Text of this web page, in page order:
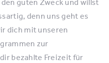
guten Zweck und willst
denn uns geht es
dich mit unseren
zur
bezahlte Freizeit für